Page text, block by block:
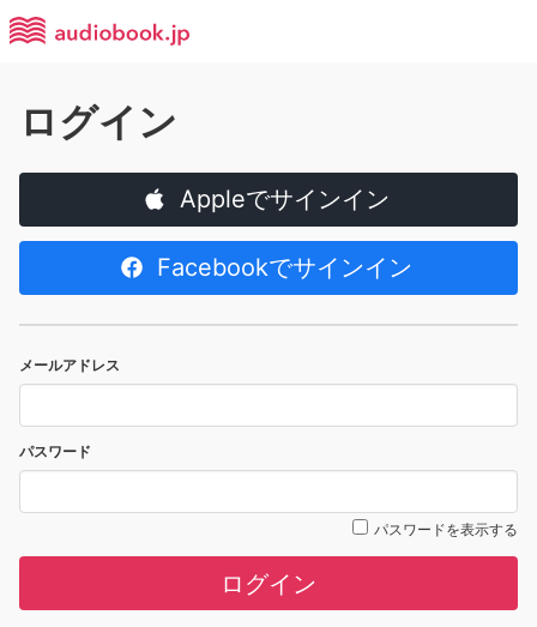
ログイン
Appleでサインイン
Facebookでサインイン
メールアドレス
パスワード
パスワードを表示する
ログイン